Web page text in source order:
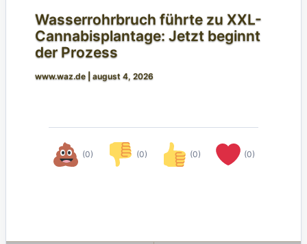
Wasserrohrbruch führte zu XXL-
Cannabisplantage: Jetzt beginnt
der Prozess
www.waz.de august 4, 2026
(0) (0) (0) (0)